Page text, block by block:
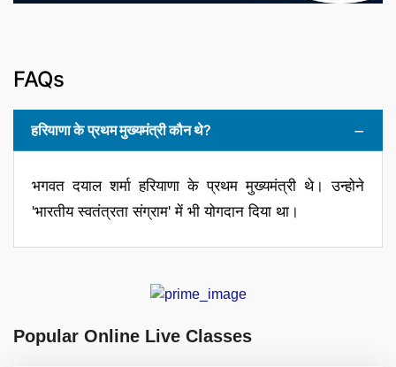
FAQs
हरियाणा के प्रथम मुख्यमंत्री कौन थे?
भगवत दयाल शर्मा हरियाणा के प्रथम मुख्यमंत्री थे। उन्होने
'भारतीय स्वतंत्रता संग्राम' में भी योगदान दिया था।
Popular Online Live Classes